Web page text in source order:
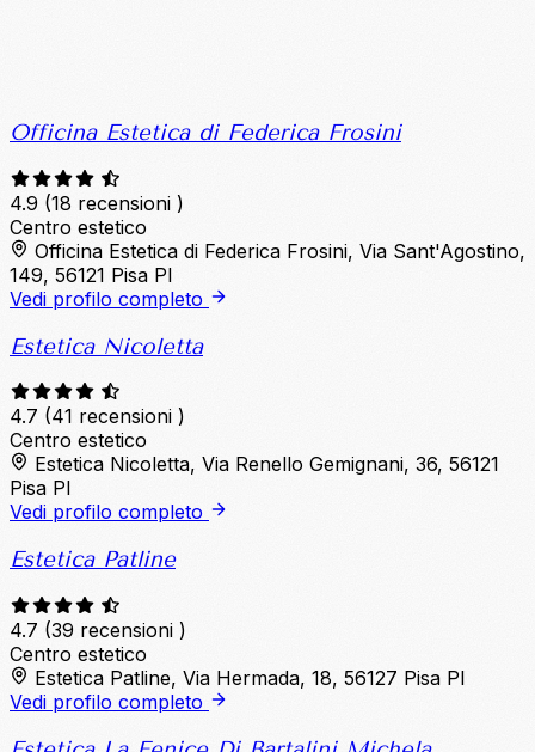
Officina Estetica di Federica Frosini
4.9 (18 recensioni )
Centro estetico
Officina Estetica di Federica Frosini, Via Sant'Agostino,
149, 56121 Pisa PI
Vedi profilo completo
Estetica Nicoletta
4.7 (41 recensioni )
Centro estetico
Estetica Nicoletta, Via Renello Gemignani, 36, 56121
Pisa PI
Vedi profilo completo
Estetica Patline
4.7 (39 recensioni )
Centro estetico
Estetica Patline, Via Hermada, 18, 56127 Pisa PI
Vedi profilo completo